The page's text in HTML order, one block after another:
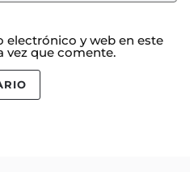
electrónico y web en este
vez que comente.